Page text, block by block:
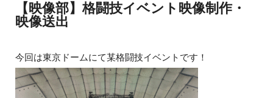
【映像部】格闘技イベント映像制作・
映像送出
今回は東京ドームにて某格闘技イベントです！